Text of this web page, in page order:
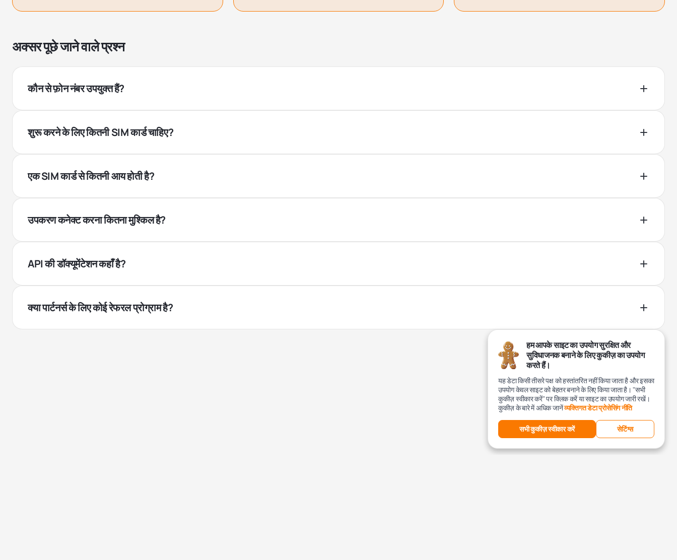
अक्सर पूछे जाने वाले प्रश्न
कौन से फ़ोन नंबर उपयुक्त हैं?
शुरू करने के लिए कितनी SIM कार्ड चाहिए?
एक SIM कार्ड से कितनी आय होती है?
उपकरण कनेक्ट करना कितना मुश्किल है?
API की डॉक्यूमेंटेशन कहाँ है?
क्या पार्टनर्स के लिए कोई रेफरल प्रोग्राम है?
हम आपके साइट का उपयोग सुरक्षित और
सुविधाजनक बनाने के लिए कुकीज़ का उपयोग
करते हैं।
यह डेटा किसी तीसरे पक्ष को हस्तांतरित नहीं किया जाता है और इसका
उपयोग केवल साइट को बेहतर बनाने के लिए किया जाता है। "सभी
कुकीज़ स्वीकार करें" पर क्लिक करें या साइट का उपयोग जारी रखें।
कुकीज़ के बारे में अधिक जानेंव्यक्तिगत डेटा प्रोसेसिंग नीति
सभी कुकीज़ स्वीकार करें सेटिंग्स